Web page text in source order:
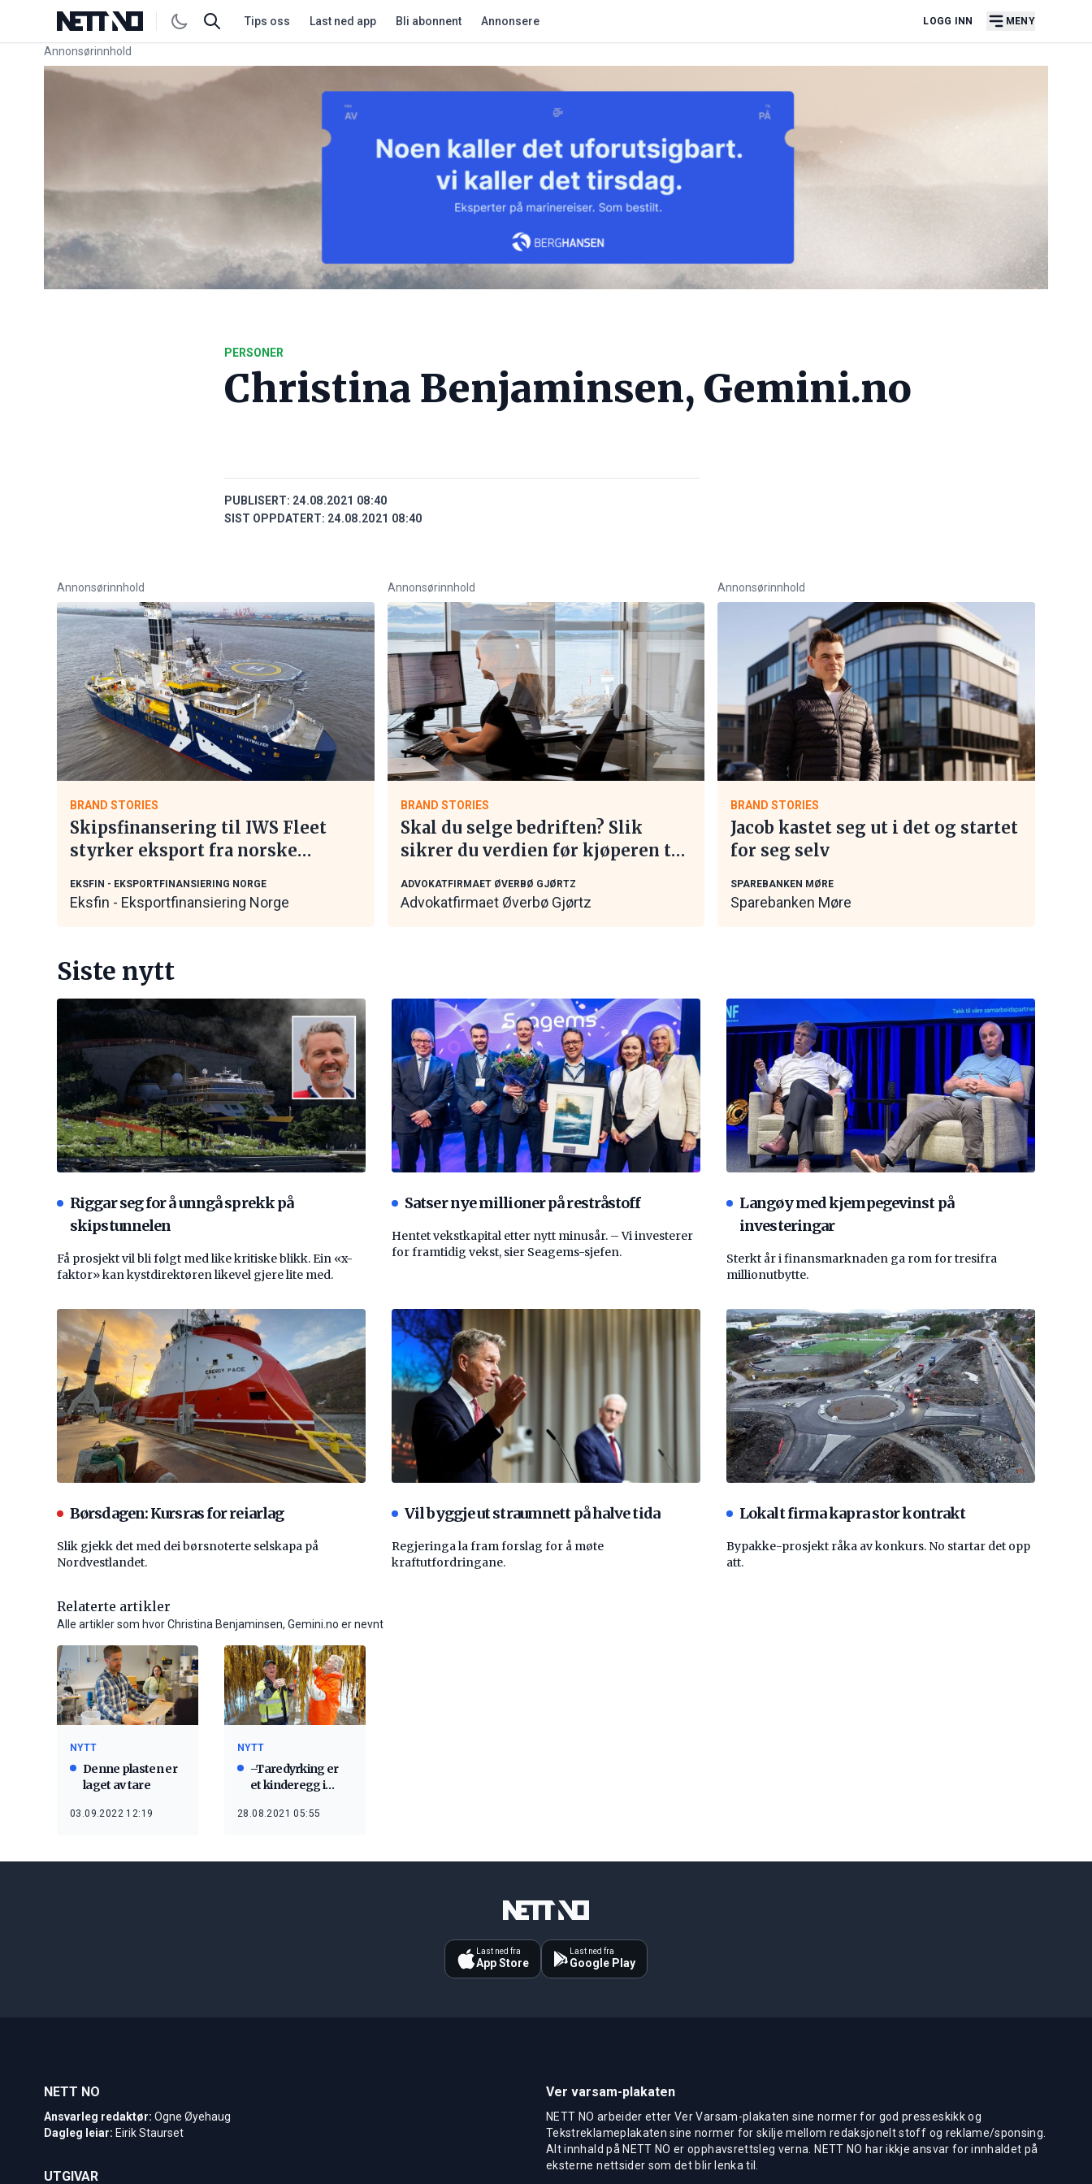
Tips oss Last ned app Bli abonnent Annonsere LOGG INN MENY
Annonsørinnhold
Link for annonse
PERSONER
Christina Benjaminsen, Gemini.no
PUBLISERT: 24.08.2021 08:40
SIST OPPDATERT: 24.08.2021 08:40
Annonsørinnhold
BRAND STORIES
Skipsfinansering til IWS Fleet
styrker eksport fra norske
EKSFIN - EKSPORTFINANSIERING NORGE
Eksfin - Eksportfinansiering Norge
Annonsørinnhold
BRAND STORIES
Skal du selge bedriften? Slik
sikrer du verdien før kjøperen tar
ADVOKATFIRMAET ØVERBØ GJØRTZ
Advokatfirmaet Øverbø Gjørtz
Annonsørinnhold
BRAND STORIES
Jacob kastet seg ut i det og startet
for seg selv
SPAREBANKEN MØRE
Sparebanken Møre
Siste nytt
Riggar seg for å unngå sprekk på
skipstunnelen
Få prosjekt vil bli følgt med like kritiske blikk. Ein «x-
faktor» kan kystdirektøren likevel gjere lite med.
Satser nye millioner på restråstoff
Hentet vekstkapital etter nytt minusår. – Vi investerer
for framtidig vekst, sier Seagems-sjefen.
Langøy med kjempegevinst på
investeringar
Sterkt år i finansmarknaden ga rom for tresifra
millionutbytte.
Børsdagen: Kursras for reiarlag
Slik gjekk det med dei børsnoterte selskapa på
Nordvestlandet.
Vil byggje ut straumnett på halve tida
Regjeringa la fram forslag for å møte
kraftutfordringane.
Lokalt firma kapra stor kontrakt
Bypakke-prosjekt råka av konkurs. No startar det opp
att.
Relaterte artikler
Alle artikler som hvor Christina Benjaminsen, Gemini.no er nevnt
NYTT
Denne plasten er
laget av tare
03.09.2022 12:19
NYTT
–Taredyrking er
et kinderegg i
klimagassutslipp
28.08.2021 05:55
Last ned fra
App Store
Last ned fra
Google Play
NETT NO
Ansvarleg redaktør: Ogne Øyehaug
Dagleg leiar: Eirik Staurset
UTGIVAR
Ver varsam-plakaten
NETT NO arbeider etter Ver Varsam-plakaten sine normer for god presseskikk og
Tekstreklameplakaten sine normer for skilje mellom redaksjonelt stoff og reklame/sponsing.
Alt innhald på NETT NO er opphavsrettsleg verna. NETT NO har ikkje ansvar for innhaldet på
eksterne nettsider som det blir lenka til.